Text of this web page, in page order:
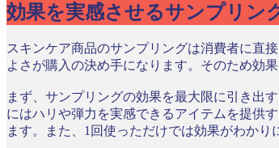
効果を実感させるサンプリン
スキンケア商品のサンプリングは消費者に直
よさが購入の決め手になります。そのため効
まず、サンプリングの効果を最大限に引き出
にはハリや弾力を実感できるアイテムを提供
ます。また、1回使っただけでは効果がわか